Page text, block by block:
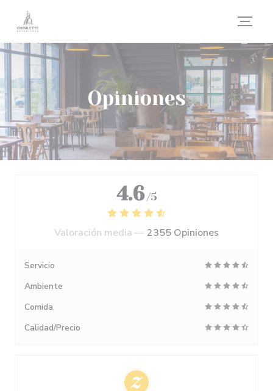
Personalización de sus opciones de cookies
Opiniones
4.6 /5
Valoración media —2355 Opiniones
Servicio
Ambiente
Comida
Calidad/Precio